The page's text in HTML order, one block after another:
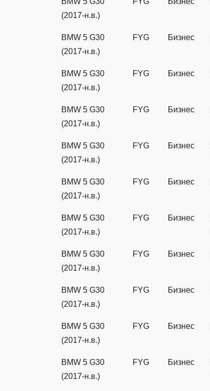
(2017-н.в.)
BMW 5 G30
(2017-н.в.)
FYG Бизнес
BMW 5 G30
(2017-н.в.)
FYG Бизнес
BMW 5 G30
(2017-н.в.)
FYG Бизнес
BMW 5 G30
(2017-н.в.)
FYG Бизнес
BMW 5 G30
(2017-н.в.)
FYG Бизнес
BMW 5 G30
(2017-н.в.)
FYG Бизнес
BMW 5 G30
(2017-н.в.)
FYG Бизнес
BMW 5 G30
(2017-н.в.)
FYG Бизнес
BMW 5 G30
(2017-н.в.)
FYG Бизнес
BMW 5 G30
(2017-н.в.)
FYG Бизнес